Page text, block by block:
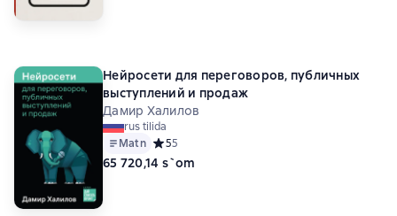
Нейросети для переговоров, публичных
выступлений и продаж
Дамир Халилов
rus tilida
Matn Средний рейтинг 5 на основе 5 оценок
55
65 720,14 s`om